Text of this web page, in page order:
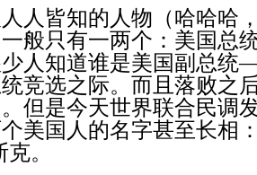
人皆知的人物（哈哈哈
般只有一两个：美国总
人知道谁是美国副总
竞选之际。而且落败之
但是今天世界联合民调
美国人的名字甚至长相
。